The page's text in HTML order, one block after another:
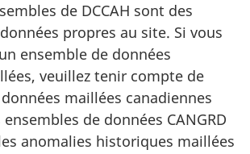
de DCCAH sont des
propres au site. Si vous
ensemble de données
veuillez tenir compte de
maillées canadiennes
ensembles de données CANGRD
anomalies historiques maillées